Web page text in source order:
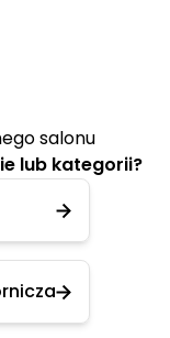
salonu
lub kategorii?